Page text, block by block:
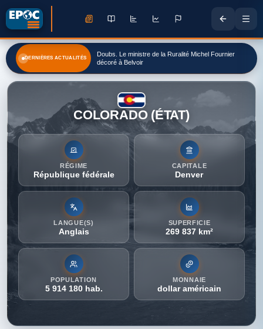
DERNIÈRES ACTUALITÉS
Doubs. Le ministre de la Ruralité Michel Fournier
décoré à Belvoir
COLORADO (ÉTAT)
RÉGIME
République fédérale
CAPITALE
Denver
LANGUE(S)
Anglais
SUPERFICIE
269 837 km²
POPULATION
5 914 180 hab.
MONNAIE
dollar américain